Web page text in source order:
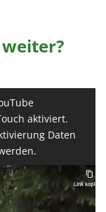
aktiviert.
Daten